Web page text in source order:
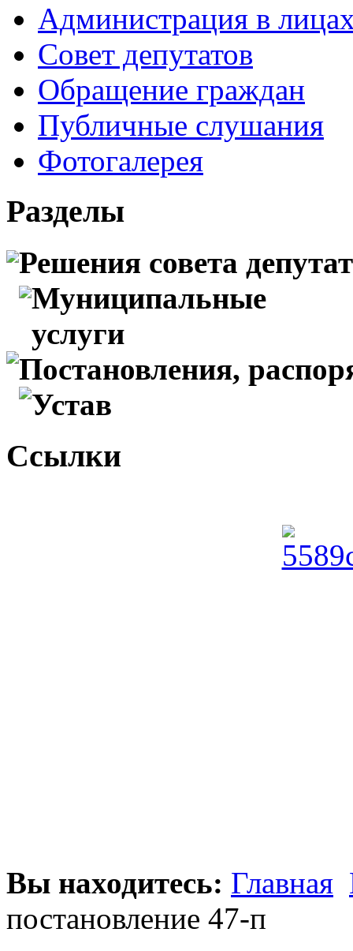
Администрация в
Совет депутатов
Обращение граждан
Публичные слушания
Фотогалерея
Разделы
Решения совета
Муниципальные
услуги
Постановления,
Устав
Ссылки
Вы находитесь: Главная
постановление 47-п